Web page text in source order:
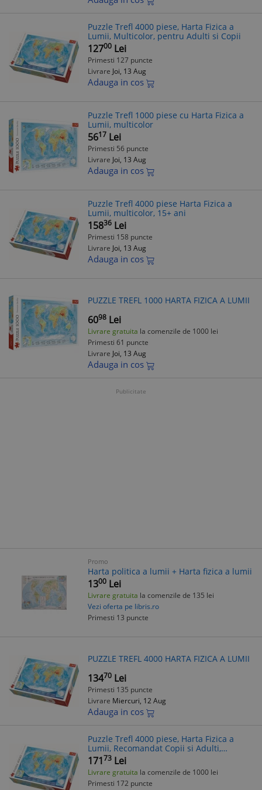
Puzzle Trefl 4000 piese, Harta Fizica a
Lumii, Multicolor, pentru Adulti si Copii
12700 Lei
Primesti 127 puncte
Livrare Joi, 13 Aug
Adauga in cos
Puzzle Trefl 1000 piese cu Harta Fizica a
Lumii, multicolor
5617 Lei
Primesti 56 puncte
Livrare Joi, 13 Aug
Adauga in cos
Puzzle Trefl 4000 piese Harta Fizica a
Lumii, multicolor, 15+ ani
15836 Lei
Primesti 158 puncte
Livrare Joi, 13 Aug
Adauga in cos
PUZZLE TREFL 1000 HARTA FIZICA A LUMII
6098 Lei
Livrare gratuita la comenzile de 1000 lei
Primesti 61 puncte
Livrare Joi, 13 Aug
Adauga in cos
Publicitate
Promo
Harta politica a lumii + Harta fizica a lumii
1300 Lei
Livrare gratuita la comenzile de 135 lei
Vezi oferta pe libris.ro
Primesti 13 puncte
PUZZLE TREFL 4000 HARTA FIZICA A LUMII
13470 Lei
Primesti 135 puncte
Livrare Miercuri, 12 Aug
Adauga in cos
Puzzle Trefl 4000 piese, Harta Fizica a
Lumii, Recomandat Copii si Adulti,
Multicolor, Joc Educativ
17173 Lei
Livrare gratuita la comenzile de 1000 lei
Primesti 172 puncte